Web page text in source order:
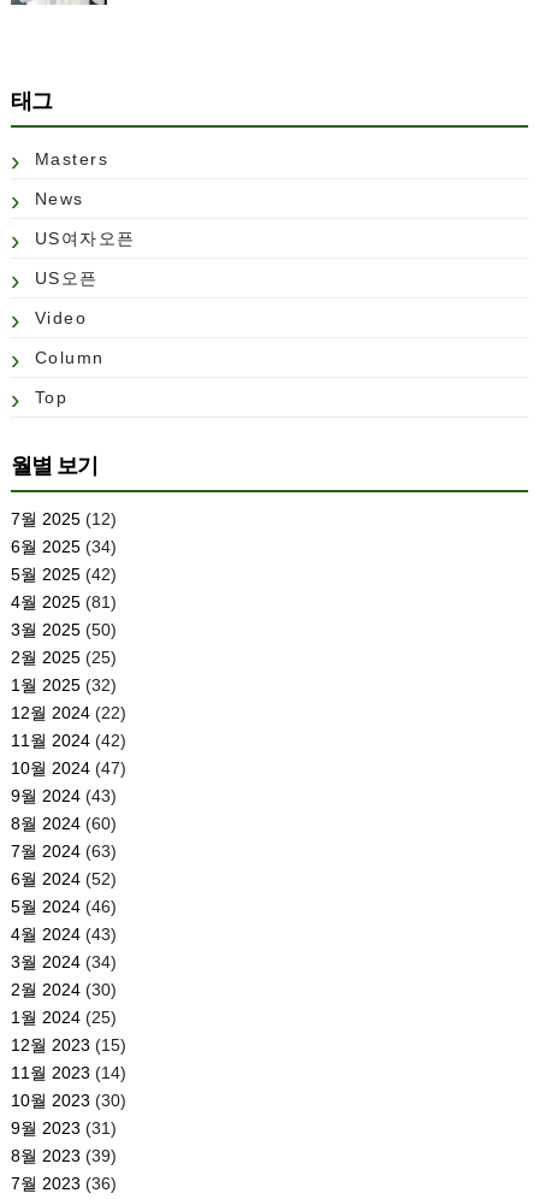
태그
Masters
News
US여자오픈
US오픈
Video
Column
Top
월별 보기
7월 2025(12)
6월 2025(34)
5월 2025(42)
4월 2025(81)
3월 2025(50)
2월 2025(25)
1월 2025(32)
12월 2024(22)
11월 2024(42)
10월 2024(47)
9월 2024(43)
8월 2024(60)
7월 2024(63)
6월 2024(52)
5월 2024(46)
4월 2024(43)
3월 2024(34)
2월 2024(30)
1월 2024(25)
12월 2023 (15)
11월 2023 (14)
10월 2023 (30)
9월 2023 (31)
8월 2023 (39)
7월 2023 (36)